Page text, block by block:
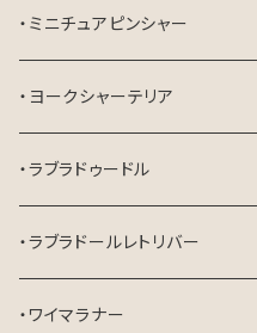
・ミニチュアピンシャー
・ヨークシャーテリア
・ラブラドゥードル
・ラブラドールレトリバー
・ワイマラナー